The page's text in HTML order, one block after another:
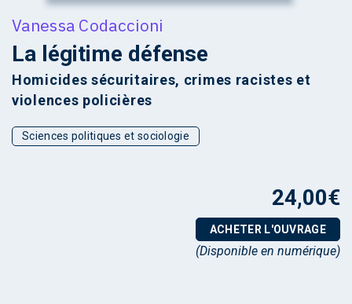
Vanessa Codaccioni
La légitime défense
Homicides sécuritaires, crimes racistes et
violences policières
Sciences politiques et sociologie
24,00€
ACHETER L'OUVRAGE
(Disponible en numérique)